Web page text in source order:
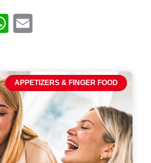
WhatsApp
APPETIZERS & FINGER FOOD